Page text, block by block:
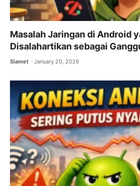
Masalah Jaringan di Android
Disalahartikan sebagai
Slamet January 20, 2026